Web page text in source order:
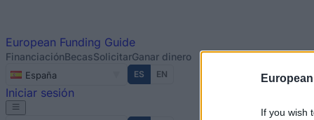
If you wish
European Funding Guide
FinanciaciónBecasSolicitarGanar dinero
España ES EN
Iniciar sesión